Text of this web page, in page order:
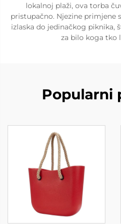
lokalnoj plaži, ova torba
pristupačno. Njezine primjene
izlaska do jedinačkog piknika,
za bilo koga tko
Popularni